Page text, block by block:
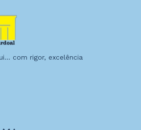
com rigor, excelência